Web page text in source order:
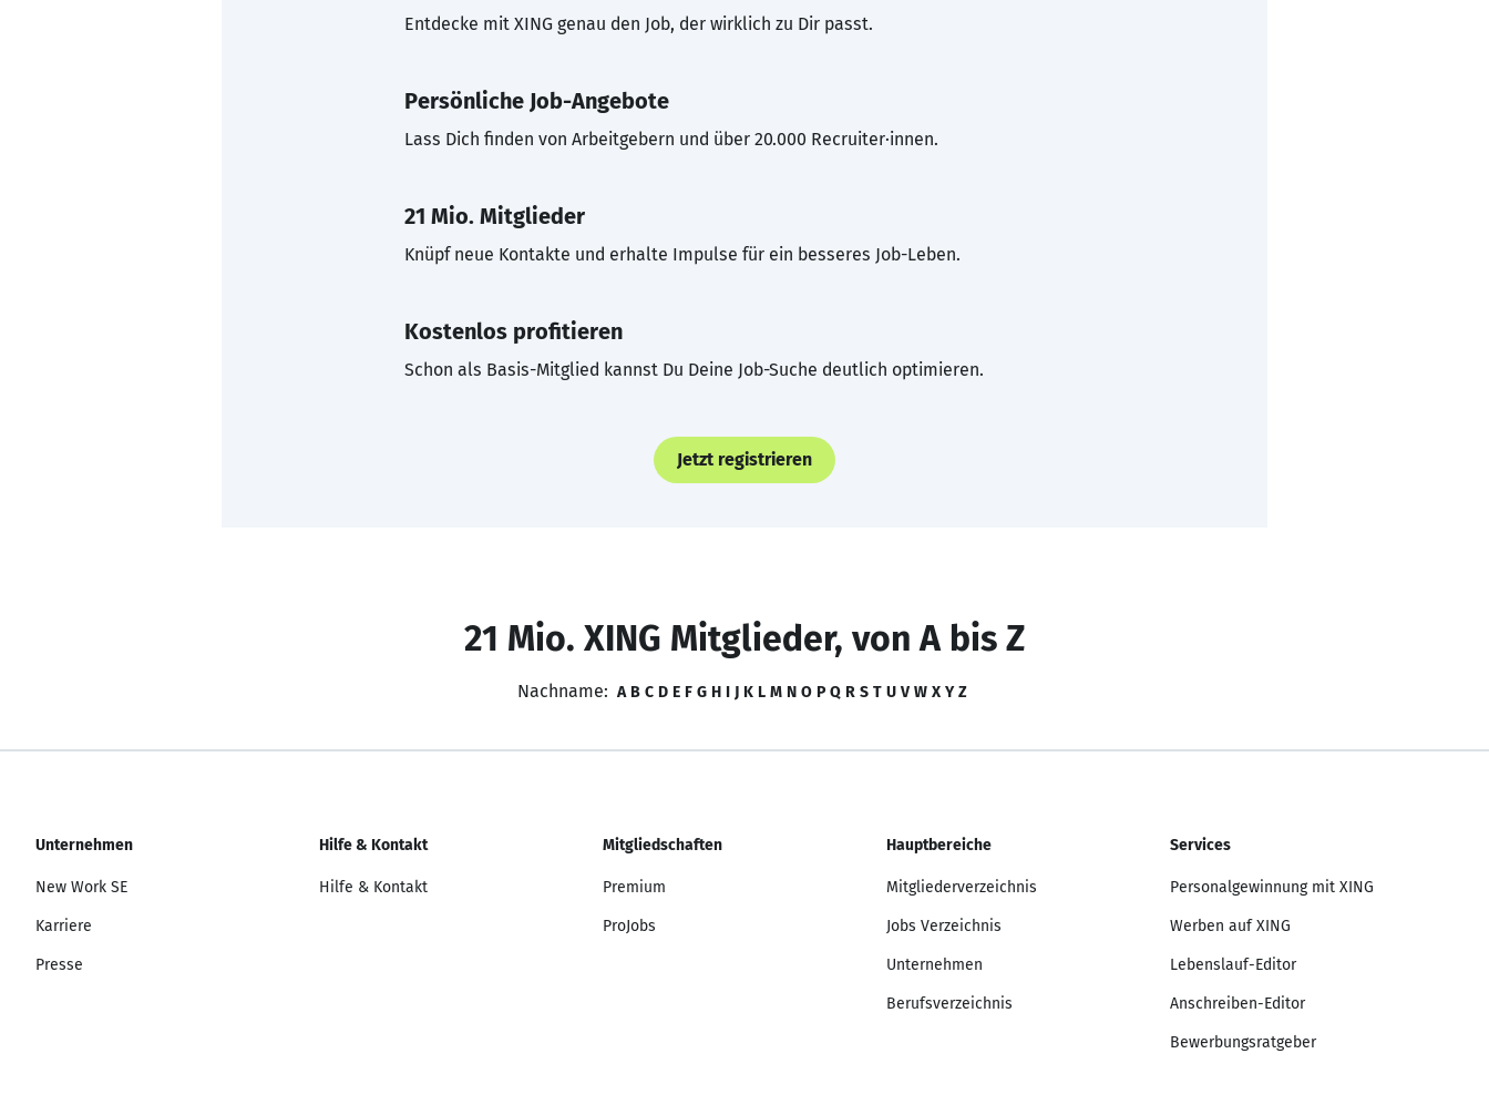
Entdecke mit XING genau den Job, der wirklich zu Dir passt.
Persönliche Job-Angebote
Lass Dich finden von Arbeitgebern und über 20.000 Recruiter·innen.
21 Mio. Mitglieder
Knüpf neue Kontakte und erhalte Impulse für ein besseres Job-Leben.
Kostenlos profitieren
Schon als Basis-Mitglied kannst Du Deine Job-Suche deutlich optimieren.
Jetzt registrieren
21 Mio. XING Mitglieder, von A bis Z
Nachname: A B C D E F G H I J K L M N O P Q R S T U V W X Y Z
Unternehmen
New Work SE
Karriere
Presse
Hilfe & Kontakt
Hilfe & Kontakt
Mitgliedschaften
Premium
ProJobs
Hauptbereiche
Mitgliederverzeichnis
Jobs Verzeichnis
Unternehmen
Berufsverzeichnis
Services
Personalgewinnung mit XING
Werben auf XING
Lebenslauf-Editor
Anschreiben-Editor
Bewerbungsratgeber